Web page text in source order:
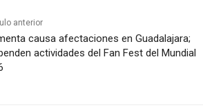
anterior
causa afectaciones en Guadalajara;
actividades del Fan Fest del Mundial